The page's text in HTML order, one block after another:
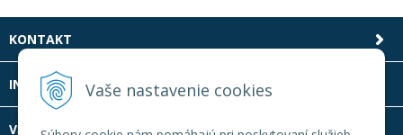
Vaše nastavenie cookies
KONTAKT
INFOLINKA
VŠETKO O NÁKUPE